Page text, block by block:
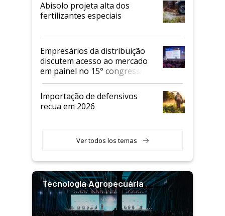
Abisolo projeta alta dos
fertilizantes especiais
Empresários da distribuição
discutem acesso ao mercado
em painel no 15° congresso
Andav
Importação de defensivos
recua em 2026
Ver todos los temas
Tecnologia Agropecuária